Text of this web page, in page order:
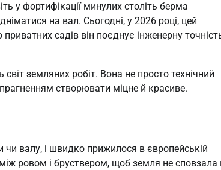
у фортифікації минулих століть берма
на вал. Сьогодні, у 2026 році, цей
садів він поєднує інженерну
земляних робіт. Вона не просто технічний
створювати міцне й красиве.
валу, і швидко прижилося в європейській
ровом і бруствером, щоб земля не сповзала